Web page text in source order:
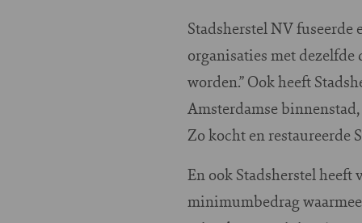
Stadsherstel NV
organisaties met
worden.” Ook heeft
Amsterdamse
Zo kocht en restaureerde
En ook Stadsherstel heeft
minimumbedrag